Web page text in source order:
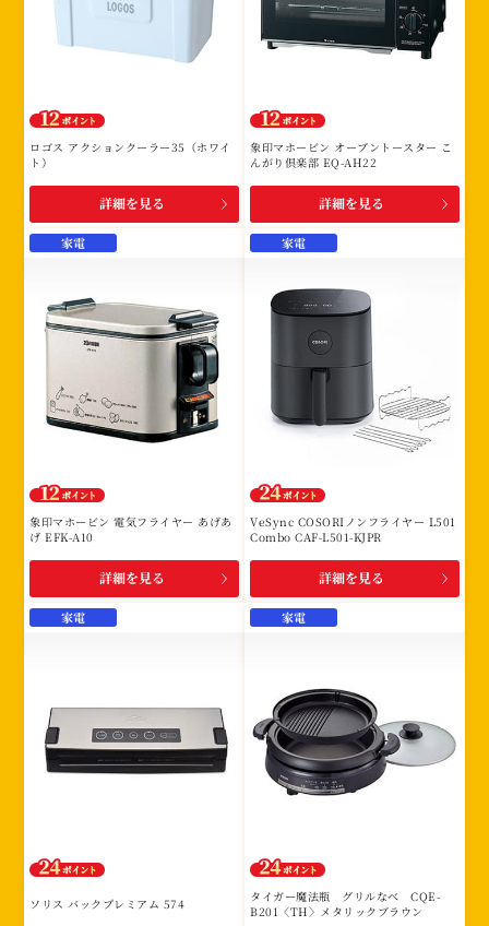
ロゴス アクションクーラー35（ホワイ
ト）
詳細を見る
象印マホービン オーブントースター こ
んがり倶楽部 EQ-AH22
詳細を見る
家電
象印マホービン 電気フライヤー あげあ
げ EFK-A10
詳細を見る
家電
VeSync COSORIノンフライヤー L501
Combo CAF-L501-KJPR
詳細を見る
家電
ソリス バックプレミアム 574
家電
タイガー魔法瓶 グリルなべ CQE-
B201〈TH〉メタリックブラウン